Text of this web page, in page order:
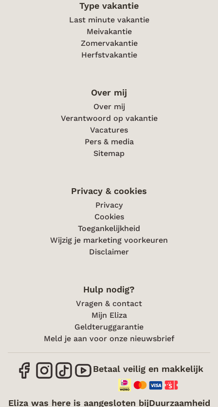
Type vakantie
Last minute vakantie
Meivakantie
Zomervakantie
Herfstvakantie
Over mij
Over mij
Verantwoord op vakantie
Vacatures
Pers & media
Sitemap
Privacy & cookies
Privacy
Cookies
Toegankelijkheid
Wijzig je marketing voorkeuren
Disclaimer
Hulp nodig?
Vragen & contact
Mijn Eliza
Geldteruggarantie
Meld je aan voor onze nieuwsbrief
Betaal veilig en makkelijk
Eliza was here is aangesloten bijDuurzaamheid